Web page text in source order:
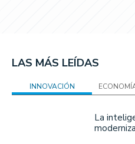
LAS MÁS LEÍDAS
INNOVACIÓN
La